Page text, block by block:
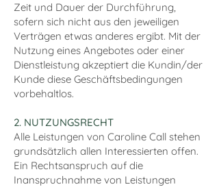
Zeit und Dauer der Durchführung,
sofern sich nicht aus den jeweiligen
Verträgen etwas anderes ergibt. Mit der
Nutzung eines Angebotes oder einer
Dienstleistung akzeptiert die Kundin/der
Kunde diese Geschäftsbedingungen
vorbehaltlos.
2. NUTZUNGSRECHT
Alle Leistungen von Caroline Call stehen
grundsätzlich allen Interessierten offen.
Ein Rechtsanspruch auf die
Inanspruchnahme von Leistungen